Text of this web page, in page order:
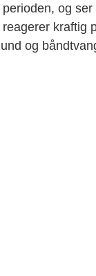
og
kraftig
og